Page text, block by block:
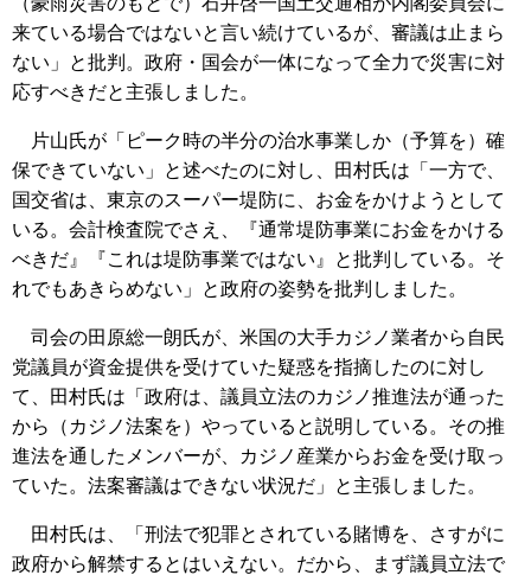
来ている場合ではないと言い続けているが、審議は止まら
ない」と批判。政府・国会が一体になって全力で災害に対
応すべきだと主張しました。
片山氏が「ピーク時の半分の治水事業しか（予算を）確
保できていない」と述べたのに対し、田村氏は「一方で、
国交省は、東京のスーパー堤防に、お金をかけようとして
いる。会計検査院でさえ、『通常堤防事業にお金をかける
べきだ』『これは堤防事業ではない』と批判している。そ
れでもあきらめない」と政府の姿勢を批判しました。
司会の田原総一朗氏が、米国の大手カジノ業者から自民
党議員が資金提供を受けていた疑惑を指摘したのに対し
て、田村氏は「政府は、議員立法のカジノ推進法が通った
から（カジノ法案を）やっていると説明している。その推
進法を通したメンバーが、カジノ産業からお金を受け取っ
ていた。法案審議はできない状況だ」と主張しました。
田村氏は、「刑法で犯罪とされている賭博を、さすがに
政府から解禁するとはいえない。だから、まず議員立法で